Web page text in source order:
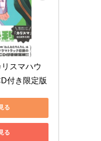
スマハウ
付き限定版
る
る